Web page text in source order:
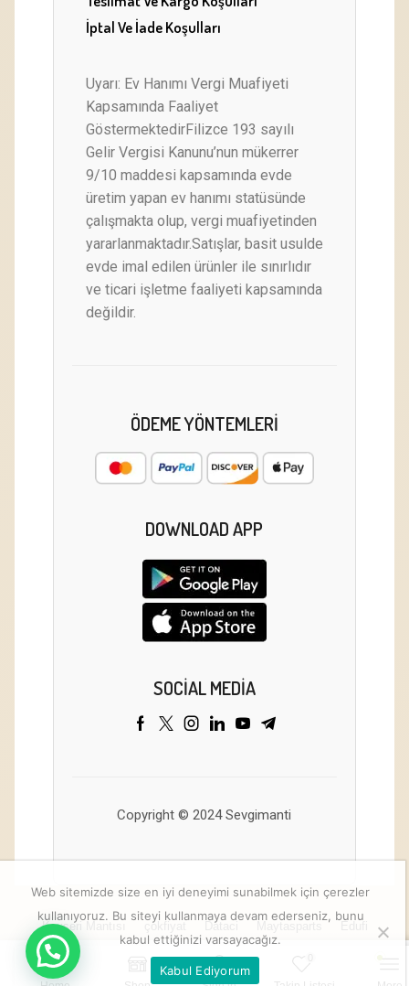
İptal Ve İade Koşulları
Uyarı: Ev Hanımı Vergi Muafiyeti
Kapsamında Faaliyet
GöstermektedirFilizce 193 sayılı
Gelir Vergisi Kanunu’nun mükerrer
9/10 maddesi kapsamında evde
üretim yapan ev hanımı statüsünde
çalışmakta olup, vergi muafiyetinden
yararlanmaktadır.Satışlar, basit usulde
evde imal edilen ürünler ile sınırlıdır
ve ticari işletme faaliyeti kapsamında
değildir.
ÖDEME YÖNTEMLERI
DOWNLOAD APP
SOCIAL MEDIA
Copyright © 2024 Sevgimanti
Sepete Ekle
Kayseri Mantısı çokfiyat Dataci
Web sitemizde size en iyi deneyimi sunabilmek için çerezler
kullanıyoruz. Bu siteyi kullanmaya devam ederseniz, bunu
kabul ettiğinizi varsayacağız.
Kabul Ediyorum